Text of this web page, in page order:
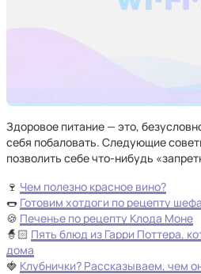
Здоровое питание — это,
себя побаловать. Следующие
позволить себе что-нибудь
🍷 Чем полезно красное вино?
🌭 Готовим хотдоги по рецепту шефа
🍪 Печенье по рецепту Клода Моне
🧙🏻‍ Пять блюд из Гарри Поттера,
дома
🍓 Клубнички? Рассказываем, чем